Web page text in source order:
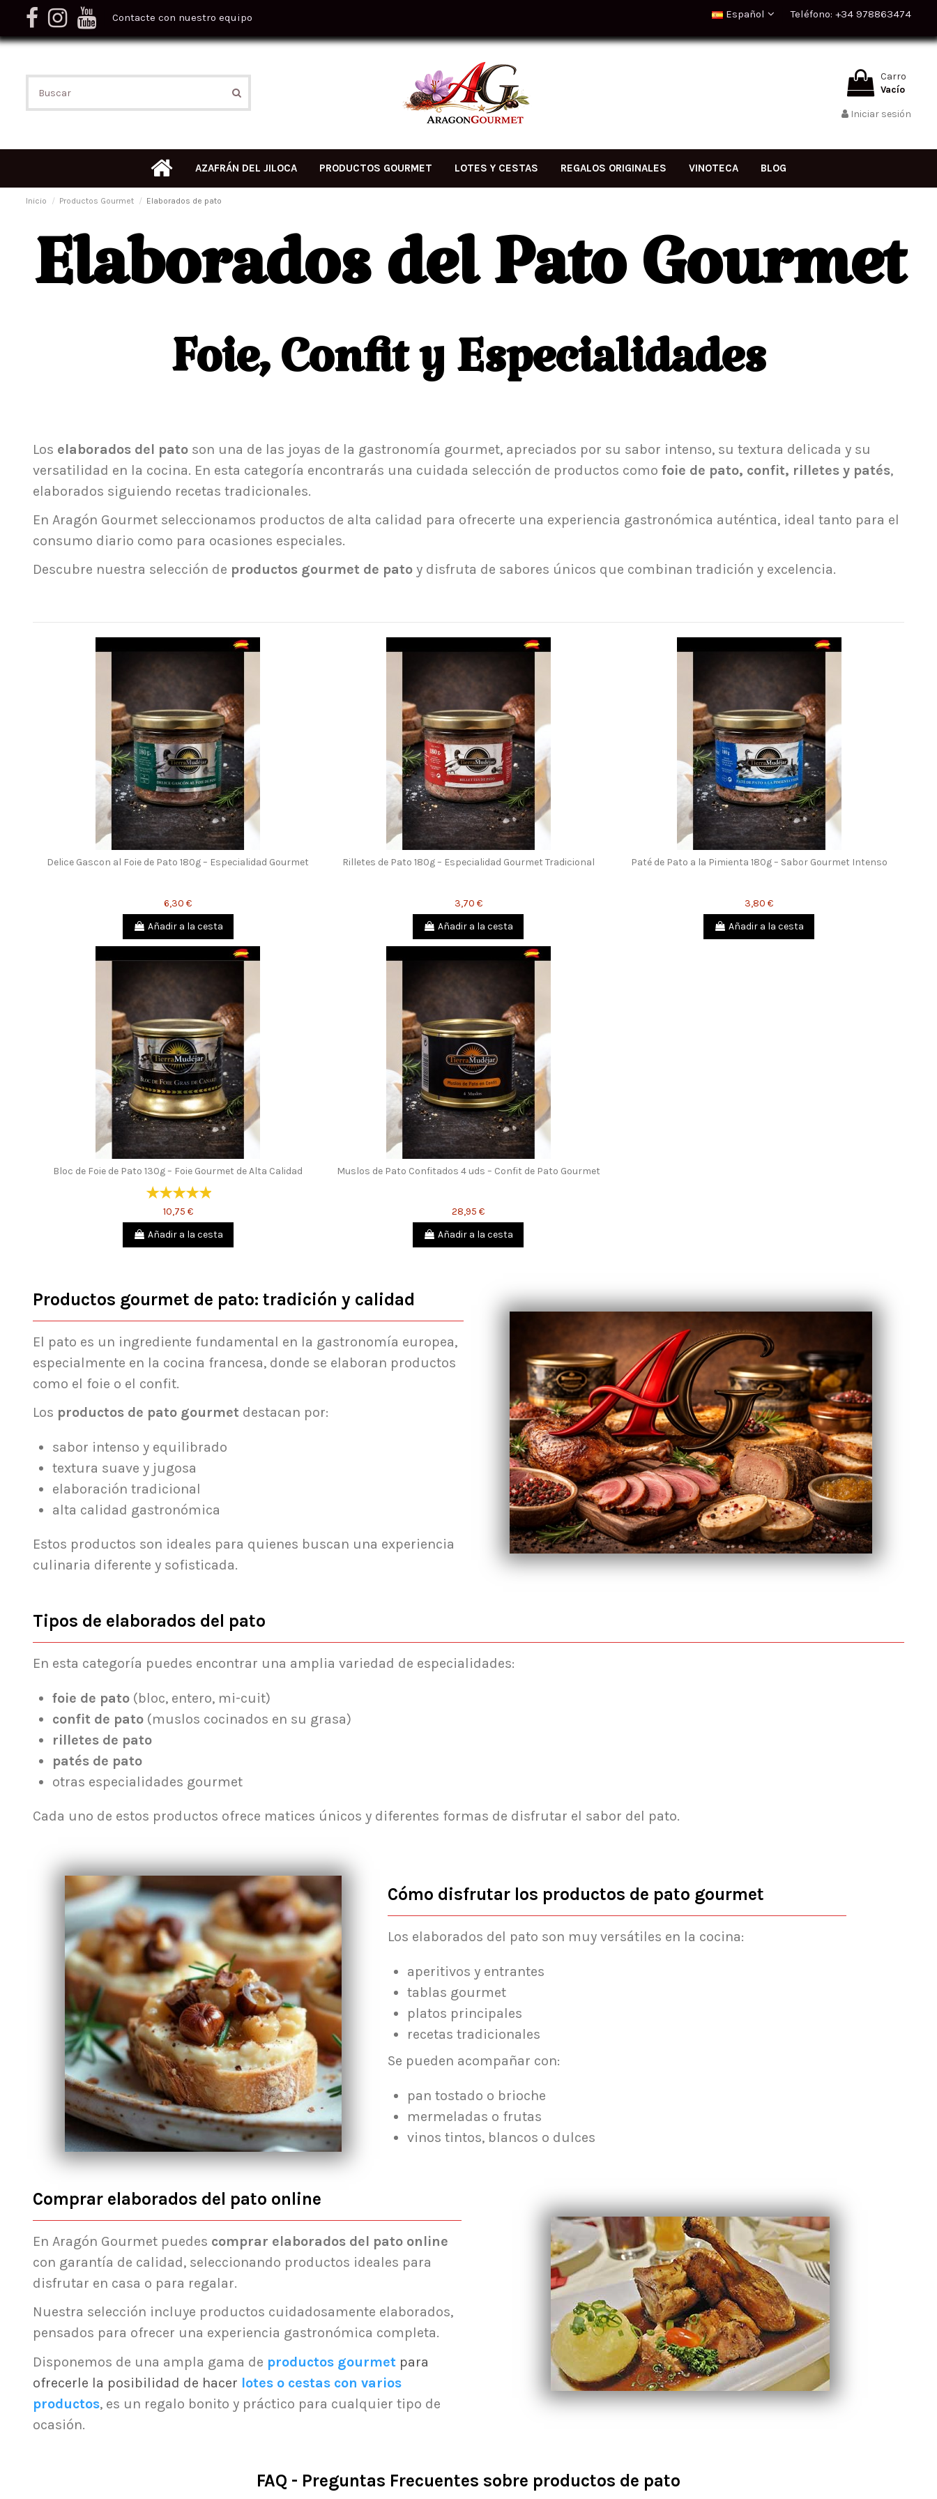
Contacte con nuestro equipo Español Teléfono: +34 978863474
Carro
Vacío
Iniciar sesión
AZAFRÁN DEL JILOCA PRODUCTOS GOURMET LOTES Y CESTAS REGALOS ORIGINALES VINOTECA BLOG
Inicio Productos Gourmet Elaborados de pato
Elaborados del Pato Gourmet
Foie, Confit y Especialidades
Los elaborados del pato son una de las joyas de la gastronomía gourmet, apreciados por su sabor intenso, su textura delicada y su
versatilidad en la cocina. En esta categoría encontrarás una cuidada selección de productos como foie de pato, confit, rilletes y patés,
elaborados siguiendo recetas tradicionales.
En Aragón Gourmet seleccionamos productos de alta calidad para ofrecerte una experiencia gastronómica auténtica, ideal tanto para el
consumo diario como para ocasiones especiales.
Descubre nuestra selección de productos gourmet de pato y disfruta de sabores únicos que combinan tradición y excelencia.
Delice Gascon al Foie de Pato 180g – Especialidad Gourmet
6,30 €
Añadir a la cesta
Rilletes de Pato 180g – Especialidad Gourmet Tradicional
3,70 €
Añadir a la cesta
Paté de Pato a la Pimienta 180g – Sabor Gourmet Intenso
3,80 €
Añadir a la cesta
Bloc de Foie de Pato 130g – Foie Gourmet de Alta Calidad
10,75 €
Añadir a la cesta
Muslos de Pato Confitados 4 uds – Confit de Pato Gourmet
28,95 €
Añadir a la cesta
Productos gourmet de pato: tradición y calidad
El pato es un ingrediente fundamental en la gastronomía europea,
especialmente en la cocina francesa, donde se elaboran productos
como el foie o el confit.
Los productos de pato gourmet destacan por:
sabor intenso y equilibrado
textura suave y jugosa
elaboración tradicional
alta calidad gastronómica
Estos productos son ideales para quienes buscan una experiencia
culinaria diferente y sofisticada.
Tipos de elaborados del pato
En esta categoría puedes encontrar una amplia variedad de especialidades:
foie de pato (bloc, entero, mi-cuit)
confit de pato (muslos cocinados en su grasa)
rilletes de pato
patés de pato
otras especialidades gourmet
Cada uno de estos productos ofrece matices únicos y diferentes formas de disfrutar el sabor del pato.
Cómo disfrutar los productos de pato gourmet
Los elaborados del pato son muy versátiles en la cocina:
aperitivos y entrantes
tablas gourmet
platos principales
recetas tradicionales
Se pueden acompañar con:
pan tostado o brioche
mermeladas o frutas
vinos tintos, blancos o dulces
Comprar elaborados del pato online
En Aragón Gourmet puedes comprar elaborados del pato online
con garantía de calidad, seleccionando productos ideales para
disfrutar en casa o para regalar.
Nuestra selección incluye productos cuidadosamente elaborados,
pensados para ofrecer una experiencia gastronómica completa.
Disponemos de una ampla gama de productos gourmet para
ofrecerle la posibilidad de hacer lotes o cestas con varios
productos, es un regalo bonito y práctico para cualquier tipo de
ocasión.
FAQ - Preguntas Frecuentes sobre productos de pato